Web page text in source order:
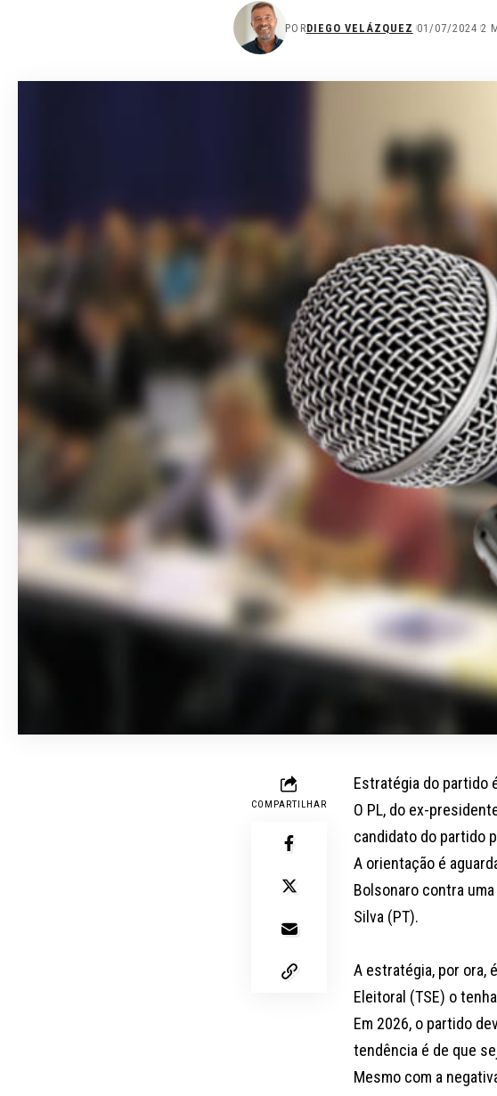
PORDIEGO VELÁZQUEZ 01/07/2024 2
COMPARTILHAR
Estratégia do partido
O PL, do ex-
candidato do partido
A orientação é
Bolsonaro contra
Silva (PT).
A estratégia, por ora,
Eleitoral (TSE) o
Em 2026, o partido
tendência é de que
Mesmo com a